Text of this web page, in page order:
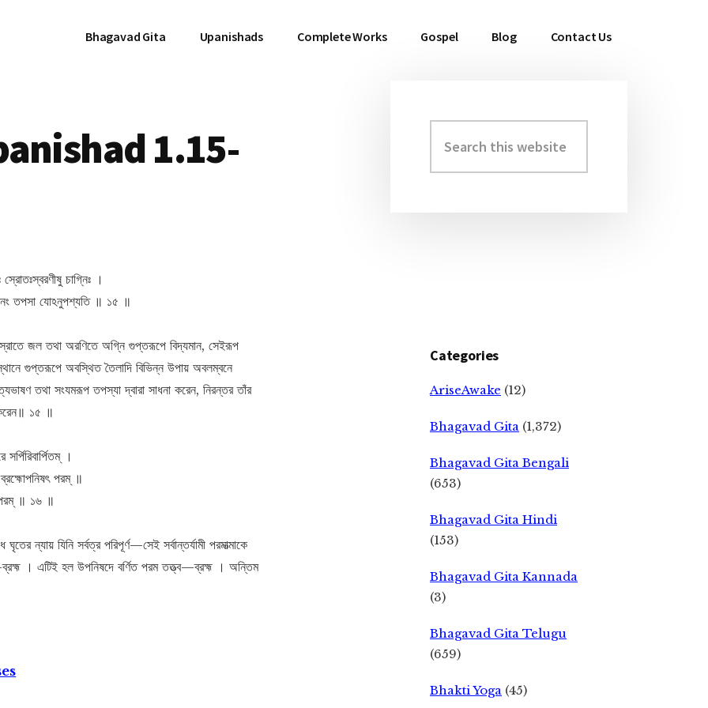
Bhagavad Gita Upanishads Complete Works Gospel Blog Contact Us
1.15-
স্রোতঃস্বরণীষু চাগ্নিঃ ।
তপসা যোঽনুপশ্যতি ॥ ১৫ ॥
জল তথা অরণিতে অগ্নি গুপ্তরূপে বিদ্যমান, সেইরূপ
গুপ্তরূপে অবস্থিত তৈলাদি বিভিন্ন উপায় অবলম্বনে
তথা সংযমরূপ তপস্যা দ্বারা সাধনা করেন, নিরন্তর তাঁর
করেন॥ ১৫ ॥
সর্পিরিবার্পিতম্ ।
পরম্ ॥
পরম্ ॥ ১৬ ॥
ন্যায় যিনি সর্বত্র পরিপূর্ণ—সেই সর্বান্তর্যামী পরমাত্মাকে
। এটিই হল উপনিষদে বর্ণিত পরম তত্ত্ব—ব্রহ্ম । অন্তিম
Primary
Sidebar
this
website
Categories
AriseAwake (12)
Bhagavad Gita (1,372)
Bhagavad Gita Bengali
(653)
Bhagavad Gita Hindi
(153)
Bhagavad Gita Kannada
(3)
Bhagavad Gita Telugu
(659)
Bhakti Yoga (45)